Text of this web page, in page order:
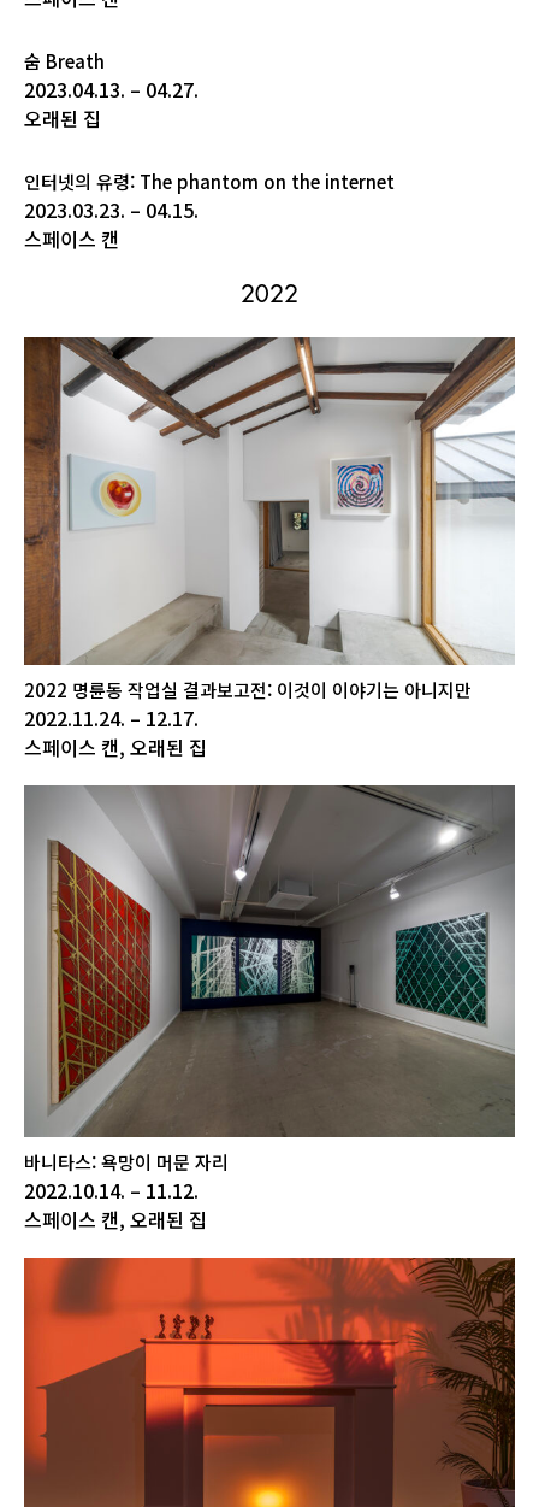
숨 Breath
2023.04.13. – 04.27.
오래된 집
인터넷의 유령: The phantom on the internet
2023.03.23. – 04.15.
스페이스 캔
2022
2022 명륜동 작업실 결과보고전: 이것이 이야기는 아니지만
2022.11.24. – 12.17.
스페이스 캔, 오래된 집
바니타스: 욕망이 머문 자리
2022.10.14. – 11.12.
스페이스 캔, 오래된 집